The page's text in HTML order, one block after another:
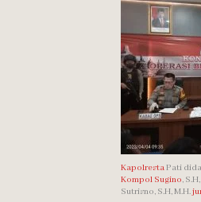
KapolrestaPati
Kompol Sugino,
Sutrisno, S.H, M.H.